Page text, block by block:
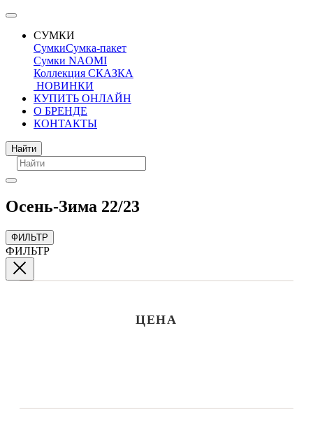
СУМКИ
СумкиСумка-пакет
Сумки NAOMI
Коллекция СКАЗКА
НОВИНКИ
КУПИТЬ ОНЛАЙН
О БРЕНДЕ
КОНТАКТЫ
Поиск
Найти
Осень-Зима 22/23
ФИЛЬТР
ФИЛЬТР
ЦЕНА